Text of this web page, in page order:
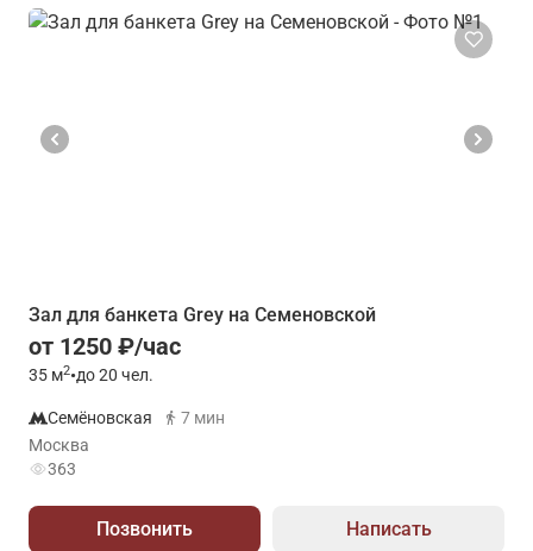
Зал для банкета Grey на Семеновской
от 1250 ₽/час
35 м2•до 20 чел.
Семёновская
7 мин
Москва
363
Позвонить Написать